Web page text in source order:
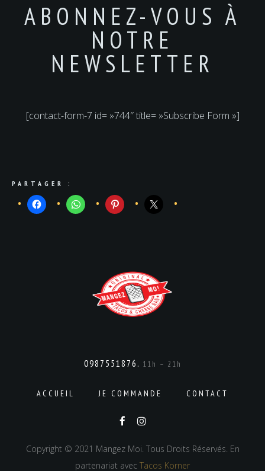
ABONNEZ-VOUS À
NOTRE
NEWSLETTER
[contact-form-7 id= »744″ title= »Subscribe Form »]
PARTAGER :
0987551876. 11h – 21h
ACCUEIL JE COMMANDE CONTACT
Copyright © 2021 Mangez Moi. Tous Droits Réservés. En
partenariat avec Tacos Korner